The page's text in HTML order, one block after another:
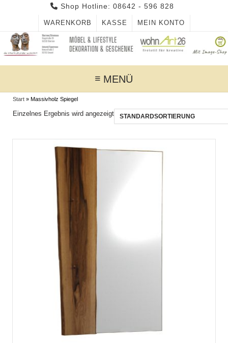
Shop Hotline: 08642 - 596 828
WARENKORB KASSE MEIN KONTO
MENÜ
Start » Massivholz Spiegel
Einzelnes Ergebnis wird angezeigt